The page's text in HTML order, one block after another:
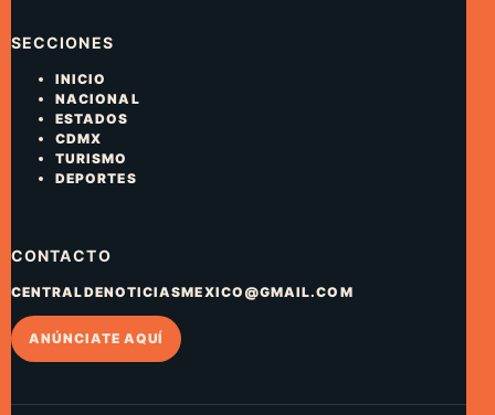
SECCIONES
INICIO
NACIONAL
ESTADOS
CDMX
TURISMO
DEPORTES
CONTACTO
CENTRALDENOTICIASMEXICO@GMAIL.COM
ANÚNCIATE AQUÍ